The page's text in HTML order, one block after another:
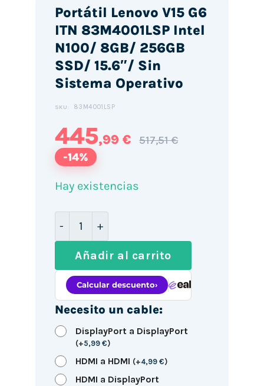
Portátil Lenovo V15 G6
ITN 83M4001LSP Intel
N100/ 8GB/ 256GB
SSD/ 15.6″/ Sin
Sistema Operativo
SKU: 83M4001LSP
445,99 € 517,51 €
-14%
Hay existencias
Portátil Lenovo V15 G6 ITN
Añadir al carrito
Necesito un cable:
DisplayPort a DisplayPort
(+5,99 €)
HDMI a HDMI (+4,99 €)
HDMI a DisplayPort